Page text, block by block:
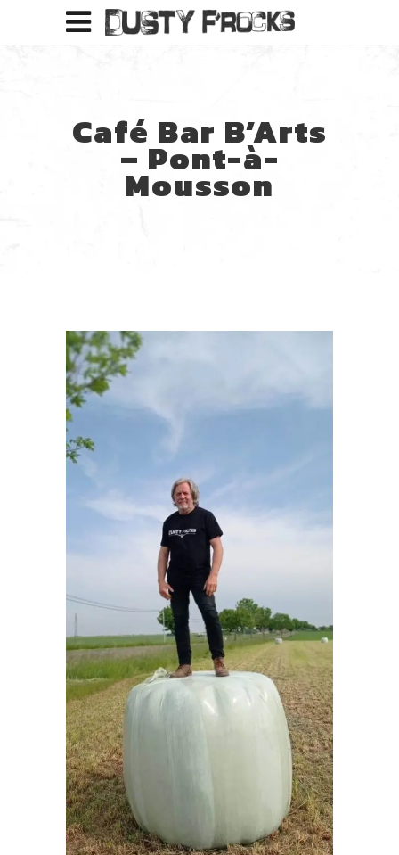
Café Bar B’Arts
– Pont-à-
Mousson